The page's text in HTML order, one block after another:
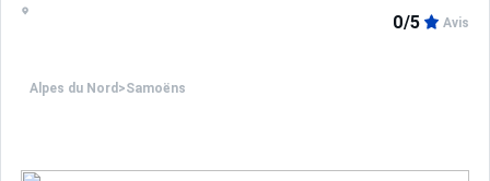
Alpes du Nord >Samoëns
0/5 Avis